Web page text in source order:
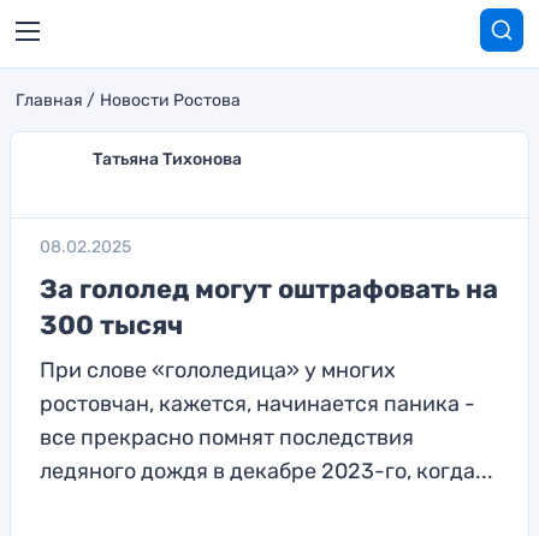
Главная Новости Ростова
Татьяна Тихонова
08.02.2025
За гололед могут оштрафовать на
300 тысяч
При слове «гололедица» у многих
ростовчан, кажется, начинается паника -
все прекрасно помнят последствия
ледяного дождя в декабре 2023-го, когда...